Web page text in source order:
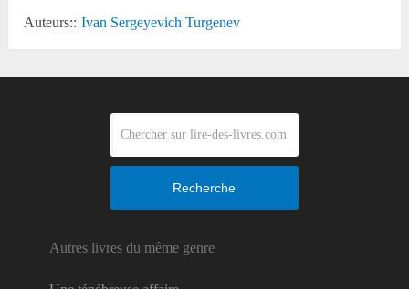
Auteurs:: Ivan Sergeyevich Turgenev
Recherche
Autres livres du même genre